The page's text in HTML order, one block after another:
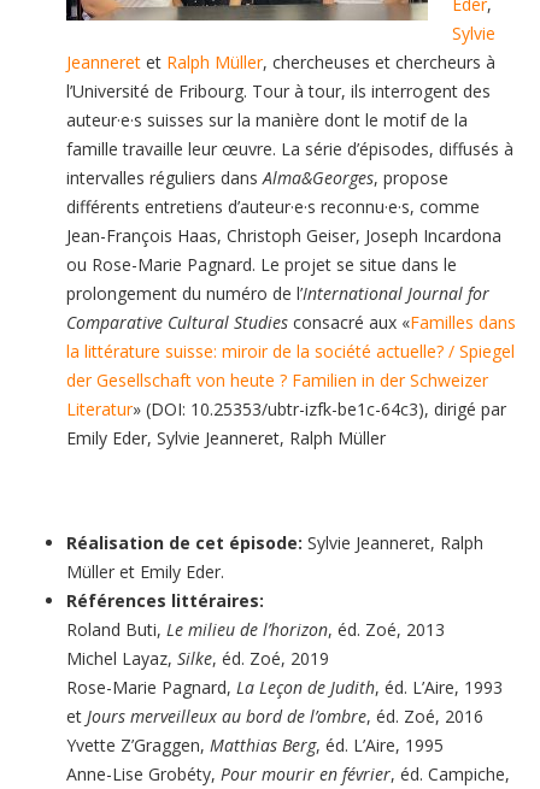
Sylvie
Jeanneret et Ralph Müller, chercheuses et chercheurs à
l’Université de Fribourg. Tour à tour, ils interrogent des
auteur·e·s suisses sur la manière dont le motif de la
famille travaille leur œuvre. La série d’épisodes, diffusés à
intervalles réguliers dans Alma&Georges, propose
différents entretiens d’auteur·e·s reconnu·e·s, comme
Jean-François Haas, Christoph Geiser, Joseph Incardona
ou Rose-Marie Pagnard. Le projet se situe dans le
prolongement du numéro de l’International Journal for
Comparative Cultural Studies consacré aux «Familles dans
la littérature suisse: miroir de la société actuelle? / Spiegel
der Gesellschaft von heute ? Familien in der Schweizer
Literatur» (DOI: 10.25353/ubtr-izfk-be1c-64c3), dirigé par
Emily Eder, Sylvie Jeanneret, Ralph Müller
Réalisation de cet épisode: Sylvie Jeanneret, Ralph
Müller et Emily Eder.
Références littéraires:
Roland Buti, Le milieu de l’horizon, éd. Zoé, 2013
Michel Layaz, Silke, éd. Zoé, 2019
Rose-Marie Pagnard, La Leçon de Judith, éd. L’Aire, 1993
et Jours merveilleux au bord de l’ombre, éd. Zoé, 2016
Yvette Z’Graggen, Matthias Berg, éd. L’Aire, 1995
Anne-Lise Grobéty, Pour mourir en février, éd. Campiche,